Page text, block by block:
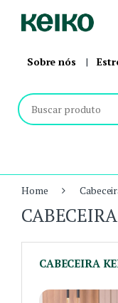
Sobre nós |
Home
CABECEIRA
CABECEIRA